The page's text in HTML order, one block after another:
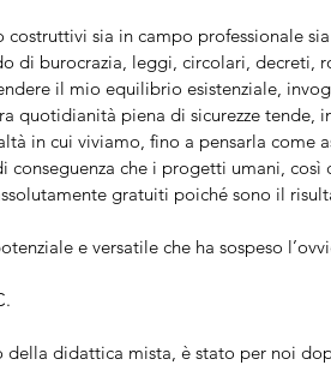
sia in campo professionale sia
di burocrazia, leggi, circolari, decreti,
il mio equilibrio esistenziale,
quotidianità piena di sicurezze tende,
in cui viviamo, fino a pensarla come
conseguenza che i progetti umani,
gratuiti poiché sono il
e versatile che ha sospeso
didattica mista, è stato per noi